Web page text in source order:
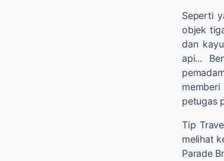
Seperti
objek
dan
api...
petugas
Tip
melihat
Parade